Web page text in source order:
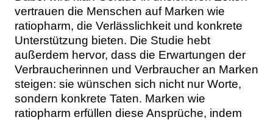
vertrauen die Menschen auf Marken wie
ratiopharm, die Verlässlichkeit und konkrete
Unterstützung bieten. Die Studie hebt
außerdem hervor, dass die Erwartungen der
Verbraucherinnen und Verbraucher an Marken
steigen: sie wünschen sich nicht nur Worte,
sondern konkrete Taten. Marken wie
ratiopharm erfüllen diese Ansprüche, indem